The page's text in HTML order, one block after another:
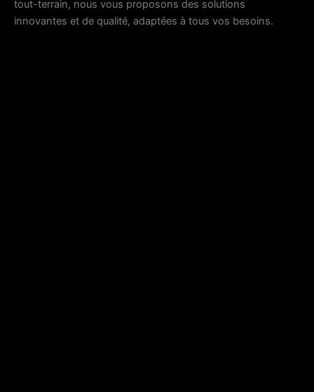
tout-terrain, nous vous proposons des solutions
innovantes et de qualité, adaptées à tous vos besoins.